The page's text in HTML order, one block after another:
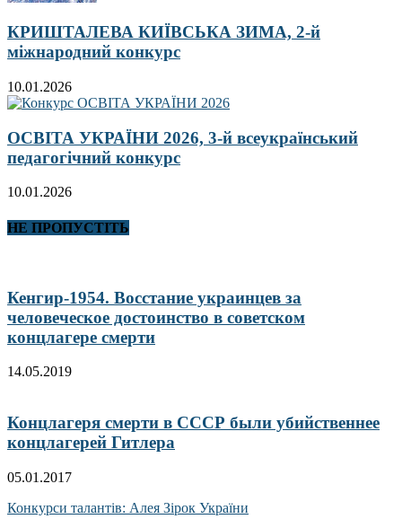
КРИШТАЛЕВА КИЇВСЬКА ЗИМА, 2-й
міжнародний конкурс
10.01.2026
ОСВІТА УКРАЇНИ 2026, 3-й всеукраїнський
педагогічний конкурс
10.01.2026
НЕ ПРОПУСТІТЬ
Кенгир-1954. Восстание украинцев за
человеческое достоинство в советском
концлагере смерти
14.05.2019
Концлагеря смерти в СССР были убийственнее
концлагерей Гитлера
05.01.2017
Конкурси талантів: Алея Зірок України